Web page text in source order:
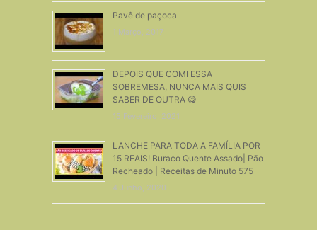
Pavê de paçoca
1 Março, 2017
DEPOIS QUE COMI ESSA
SOBREMESA, NUNCA MAIS QUIS
SABER DE OUTRA 😋
15 Fevereiro, 2021
LANCHE PARA TODA A FAMÍLIA POR
15 REAIS! Buraco Quente Assado| Pão
Recheado | Receitas de Minuto 575
4 Junho, 2020